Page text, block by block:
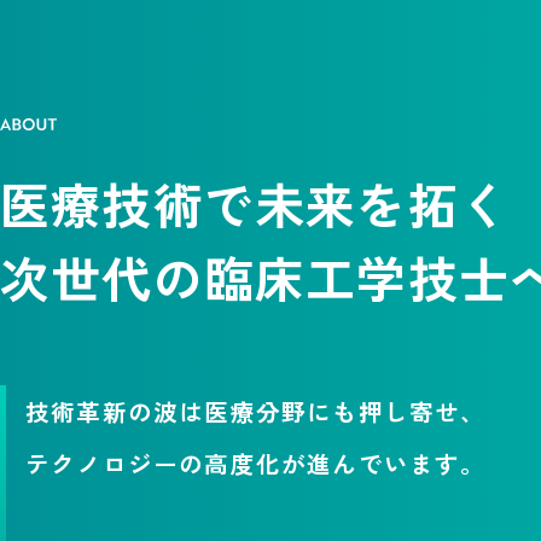
医療技術で未来を拓く
次世代の臨床工学技士
技術革新の波は医療分野にも押し寄せ、
テクノロジーの高度化が進んでいます。